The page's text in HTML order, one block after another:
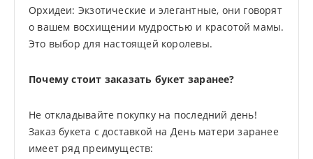
Орхидеи: Экзотические и элегантные, они говорят
о вашем восхищении мудростью и красотой мамы.
Это выбор для настоящей королевы.
Почему стоит заказать букет заранее?
Не откладывайте покупку на последний день!
Заказ букета с доставкой на День матери заранее
имеет ряд преимуществ: